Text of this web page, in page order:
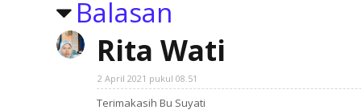
Balasan
Rita Wati
2 April 2021 pukul 08.51
Terimakasih Bu Suyati